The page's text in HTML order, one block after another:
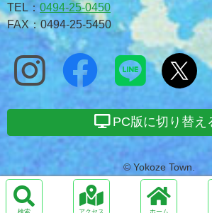
TEL： 0494-25-0450
FAX：0494-25-5450
PC版に切り替え
© Yokoze Town.